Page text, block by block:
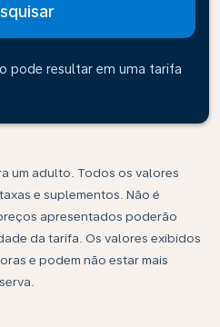
pode resultar em uma tarifa
um adulto. Todos os valores
e suplementos. Não é
apresentados poderão
da tarifa. Os valores exibidos
e podem não estar mais